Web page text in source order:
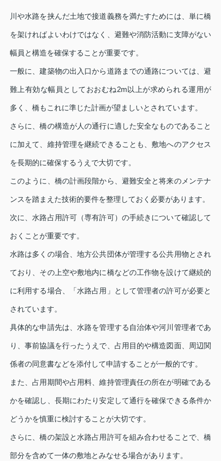
川や水路を挟んだ土地で接道義務を満たすためには、単に橋
を架ければよいわけではなく、避難や消防活動に支障がない
幅員と構造を確保することが重要です。
一般に、建築物の出入口から道路までの通路については、避
難上有効な幅員としておおむね2m以上が求められる運用が
多く、橋もこれに準じた計画が望ましいとされています。
さらに、橋の構造が人の通行に適した安全なものであること
に加えて、維持管理を継続できることも、敷地へのアクセス
を長期的に確保するうえで大切です。
このように、橋の計画段階から、避難安全と将来のメンテナ
ンスを踏まえた技術的要件を整理しておく必要があります。
次に、水路占用許可（専有許可）の手続きについて確認して
おくことが重要です。
水路は多くの場合、地方公共団体が管理する公共用物とされ
ており、その上空や敷地内に橋などの工作物を設けて継続的
に利用する場合、「水路占用」として管理者の許可が必要と
されています。
具体的な申請先は、水路を管理する自治体や河川管理者であ
り、事前協議を行ったうえで、占用目的や構造図面、周辺関
係者の同意書などを添付して申請することが一般的です。
また、占用期間や占用料、維持管理責任の所在が明確である
かを確認し、長期にわたり安定して通行を確保できる条件か
どうかを慎重に検討することが大切です。
さらに、橋の架設と水路占用許可を組み合わせることで、橋
部分を含めて一体の敷地とみなせる場合があります。